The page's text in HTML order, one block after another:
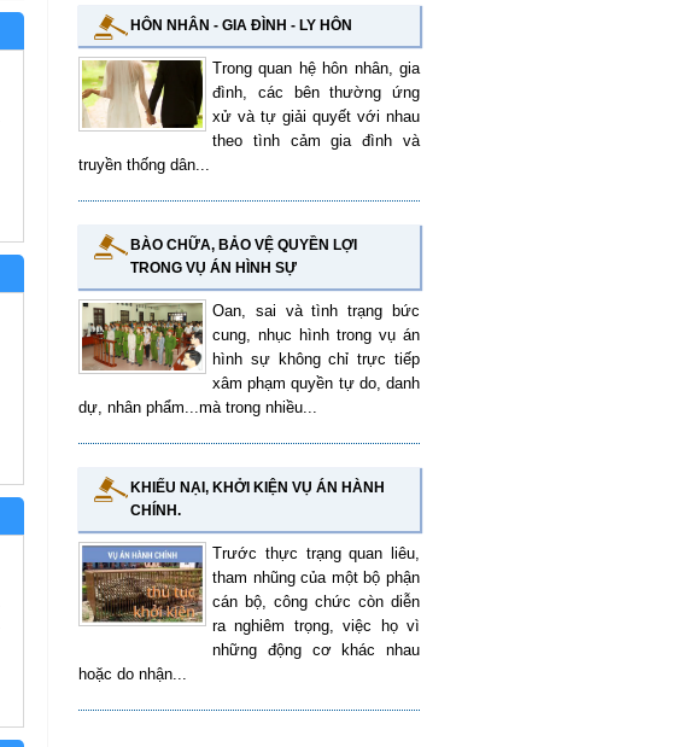
HÔN NHÂN - GIA ĐÌNH - LY HÔN
Trong quan hệ hôn nhân, gia
đình, các bên thường ứng
xử và tự giải quyết với nhau
theo tình cảm gia đình và
truyền thống dân...
BÀO CHỮA, BẢO VỆ QUYỀN LỢI
TRONG VỤ ÁN HÌNH SỰ
Oan, sai và tình trạng bức
cung, nhục hình trong vụ án
hình sự không chỉ trực tiếp
xâm phạm quyền tự do, danh
dự, nhân phẩm...mà trong nhiều...
KHIẾU NẠI, KHỞI KIỆN VỤ ÁN HÀNH
CHÍNH.
Trước thực trạng quan liêu,
tham nhũng của một bộ phận
cán bộ, công chức còn diễn
ra nghiêm trọng, việc họ vì
những động cơ khác nhau
hoặc do nhận...